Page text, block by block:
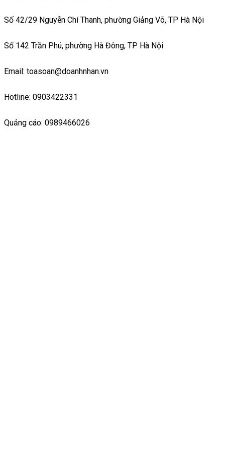
Số 42/29 Nguyễn Chí Thanh, phường Giảng Võ, TP Hà Nội
Số 142 Trần Phú, phường Hà Đông, TP Hà Nội
Email: toasoan@doanhnhan.vn
Hotline: 0903422331
Quảng cáo: 0989466026